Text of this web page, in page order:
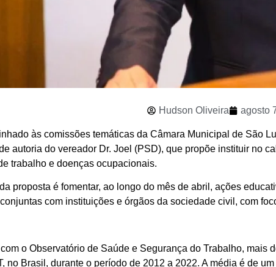
Hudson Oliveira agosto
às comissões temáticas da Câmara Municipal de São
autoria do vereador Dr. Joel (PSD), que propõe instituir no
trabalho e doenças ocupacionais.
proposta é fomentar, ao longo do mês de abril, ações
com instituições e órgãos da sociedade civil, com
o Observatório de Saúde e Segurança do Trabalho,
no Brasil, durante o período de 2012 a 2022. A média é de